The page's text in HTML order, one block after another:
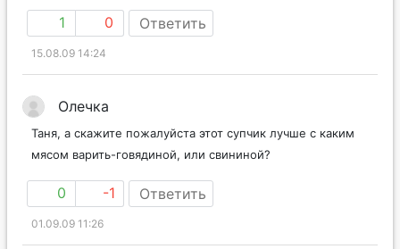
1 0 Ответить
15.08.09 14:24
Олечка
Таня, а скажите пожалуйста этот супчик лучше с каким
мясом варить-говядиной, или свининой?
0 -1 Ответить
01.09.09 11:26